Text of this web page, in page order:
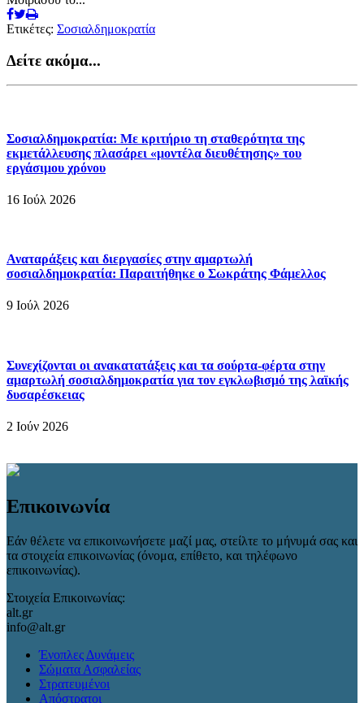
Ετικέτες: Σοσιαλδημοκρατία
Δείτε ακόμα...
Σοσιαλδημοκρατία: Με κριτήριο τη σταθερότητα της
εκμετάλλευσης πλασάρει «μοντέλα διευθέτησης» του
εργάσιμου χρόνου
16 Ιούλ 2026
Αναταράξεις και διεργασίες στην αμαρτωλή
σοσιαλδημοκρατία: Παραιτήθηκε ο Σωκράτης Φάμελλος
9 Ιούλ 2026
Συνεχίζονται οι ανακατατάξεις και τα σούρτα-φέρτα στην
αμαρτωλή σοσιαλδημοκρατία για τον εγκλωβισμό της λαϊκής
δυσαρέσκειας
2 Ιούν 2026
Επικοινωνία
Εάν θέλετε να επικοινωνήσετε μαζί μας, στείλτε το μήνυμά σας και
τα στοιχεία επικοινωνίας (όνομα, επίθετο, και τηλέφωνο
επικοινωνίας).
Στοιχεία Επικοινωνίας:
alt.gr
info@alt.gr
Ένοπλες Δυνάμεις
Σώματα Ασφαλείας
Στρατευμένοι
Απόστρατοι